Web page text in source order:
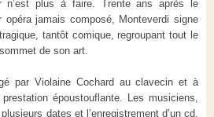
n’est plus à faire. Trente ans après le
opéra jamais composé, Monteverdi signe
tantôt comique, regroupant tout le
de son art.
par Violaine Cochard au clavecin et à
époustouflante. Les musiciens,
dates et l’enregistrement d’un cd,